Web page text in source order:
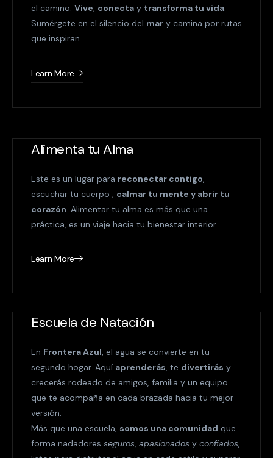
el camino. Vive, conecta y transforma tu vida.
Sumérgete en el silencio del mar y camina por rutas
que inspiran.
Learn More
Alimenta tu Alma
Este es un lugar para reconectar contigo
escuchar tu cuerpo , calmar tu mente y abrir tu
corazón . Alimentar tu alma es más que una
práctica, es un viaje hacia tu bienestar interior.
Learn More
Escuela de Natación
En Frontera Azul, el agua se convierte en tu
segundo hogar. Aquí aprenderás, te divertirás y
crecerás rodeado de amigos, familia y un equipo
que te acompaña en cada brazada hacia tu mejor
versión.
Más que una escuela, somos una comunidad que
forma nadadores seguros, apasionados y confiados,